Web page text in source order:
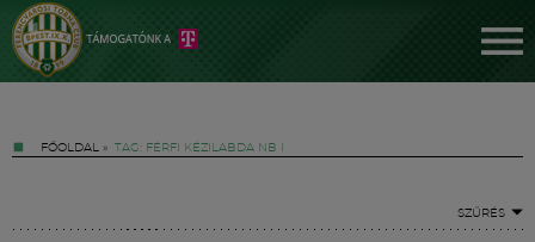
FŐOLDAL » TAG: FÉRFI KÉZILABDA NB I
SZŰRÉS